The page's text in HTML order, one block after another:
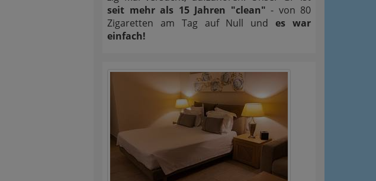
seit mehr als 15 Jahren "clean" - von 80
Zigaretten am Tag auf Null undes war
einfach!